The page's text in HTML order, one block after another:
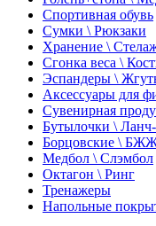
Спортивная обувь
Сумки \ Рюкзаки
Хранение \
Сгонка веса \
Эспандеры \
Аксессуары для
Сувенирная
Бутылочки \
Борцовские \
Медбол \ Слэмбол
Октагон \ Ринг
Тренажеры
Напольные